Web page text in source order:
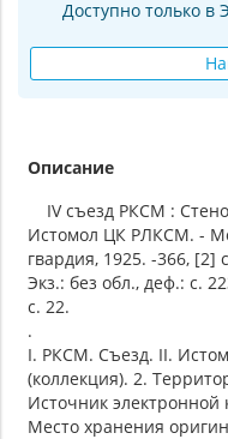
Доступно только в
Описание
IV съезд РКСМ :
Истомол ЦК РЛКСМ. -
гвардия, 1925. -366, [2]
Экз.: без обл., деф.: с.
с. 22.
.
I. РКСМ. Съезд. II.
(коллекция). 2.
Источник электронной
Место хранения